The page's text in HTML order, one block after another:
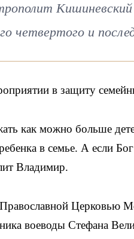
Кишиневский
четвертого и
в защиту
как можно больше
в семье. А если
Владимир.
Церковью
воеводы Стефана